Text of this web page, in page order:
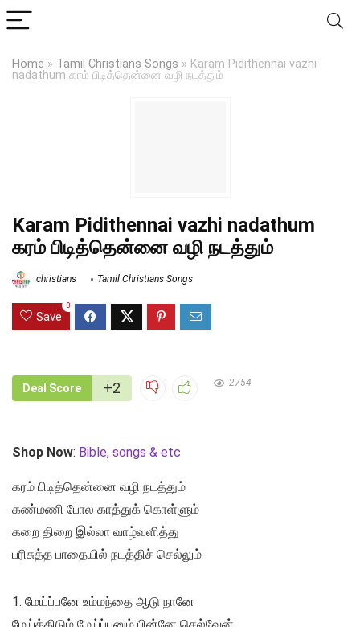
Home » Tamil Christians Songs » Karam Pidithennai vazhi
nadathum கரம் பிடித்தென்னை வழி நடத்தும்
Karam Pidithennai vazhi nadathum
கரம் பிடித்தென்னை வழி நடத்தும்
christians Tamil Christians Songs
Save
0
Deal Score +2 2754
Shop Now: Bible, songs & etc
கரம் பிடித்தென்னை வழி நடத்தும்
கண்மணி போல காத்துக் கொள்ளும்
கறை திறை இல்லா வாழ்வளித்து
பரிசுத்த பாதையில் நடத்திச் செல்லும்
1. மேய்ப்பனே உம்மந்தை ஆடு நானே